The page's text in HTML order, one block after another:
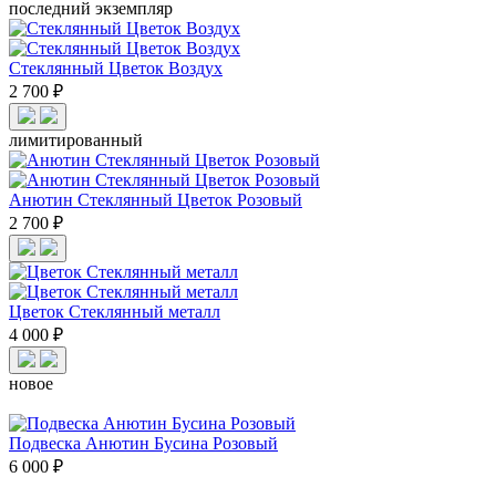
последний экземпляр
Стеклянный Цветок Воздух
2 700 ₽
лимитированный
Анютин Стеклянный Цветок Розовый
2 700 ₽
Цветок Стеклянный металл
4 000 ₽
новое
Подвеска Анютин Бусина Розовый
6 000 ₽